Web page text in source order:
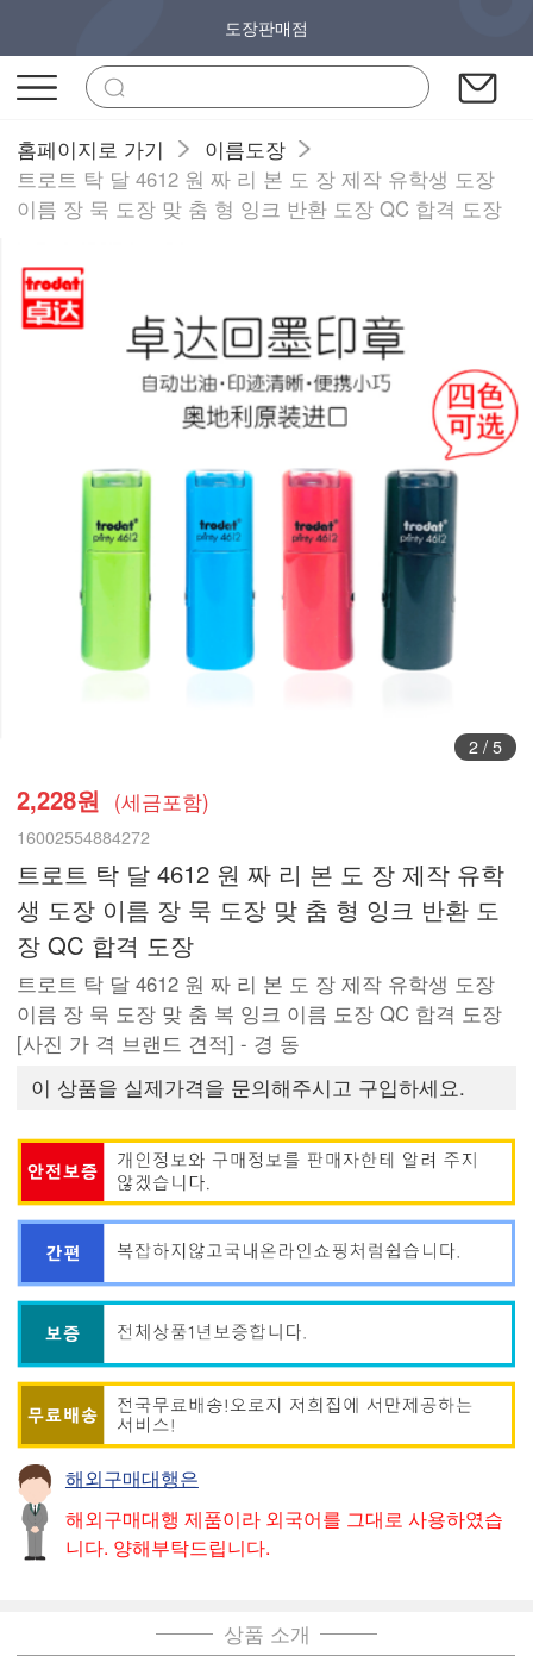
도장판매점
홈페이지로 가기
이름도장
트로트 탁 달 4612 원 짜 리 본 도 장 제작 유학생 도장
이름 장 묵 도장 맞 춤 형 잉크 반환 도장 QC 합격 도장
3/ 5
2,228원 (세금포함)
16002554884272
트로트 탁 달 4612 원 짜 리 본 도 장 제작 유학
생 도장 이름 장 묵 도장 맞 춤 형 잉크 반환 도
장 QC 합격 도장
트로트 탁 달 4612 원 짜 리 본 도 장 제작 유학생 도장
이름 장 묵 도장 맞 춤 복 잉크 이름 도장 QC 합격 도장
[사진 가 격 브랜드 견적] - 경 동
이 상품을 실제가격을 문의해주시고 구입하세요.
해외구매대행은
해외구매대행 제품이라 외국어를 그대로 사용하였습
니다. 양해부탁드립니다.
상품 소개